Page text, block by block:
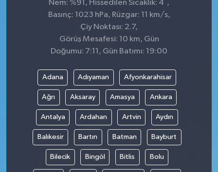
Nem: %91, Hissedilen Sıcaklık: 4 ,
Basınç: 1023 hPa, Rüzgar: 11 km/s,
Çiy Noktası: 2.7,
Görüş Mesafesi: 10 km, Gün
Doğumu: 7:11, Gün Batımı: 19:00
Adana Adıyaman Afyonkarahisar
Ağrı Aksaray Amasya Ankara
Antalya Ardahan Artvin Aydın
Balıkesir Bartın Batman Bayburt
Bilecik Bingöl Bitlis Bolu